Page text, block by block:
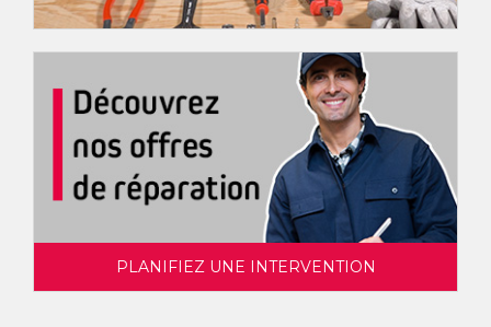
PLANIFIEZ UNE INTERVENTION